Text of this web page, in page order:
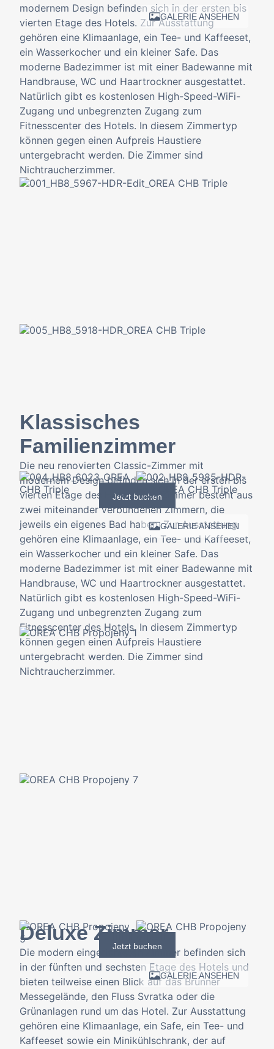
GALERIE ANSEHEN
modernem Design befinden sich in der ersten bis
vierten Etage des Hotels. Zur Ausstattung
gehören eine Klimaanlage, ein Tee- und Kaffeeset,
ein Wasserkocher und ein kleiner Safe. Das
moderne Badezimmer ist mit einer Badewanne mit
Handbrause, WC und Haartrockner ausgestattet.
Natürlich gibt es kostenlosen High-Speed-WiFi-
Zugang und unbegrenzten Zugang zum
Fitnesscenter des Hotels. In diesem Zimmertyp
können gegen einen Aufpreis Haustiere
untergebracht werden. Die Zimmer sind
Nichtraucherzimmer.
GALERIE ANSEHEN
Jetzt buchen
Klassisches
Familienzimmer
Die neu renovierten Classic-Zimmer mit
modernem Design befinden sich in der ersten bis
vierten Etage des Hotels. Das Zimmer besteht aus
zwei miteinander verbundenen Zimmern, die
jeweils ein eigenes Bad haben. Zur Ausstattung
gehören eine Klimaanlage, ein Tee- und Kaffeeset,
ein Wasserkocher und ein kleiner Safe. Das
moderne Badezimmer ist mit einer Badewanne mit
Handbrause, WC und Haartrockner ausgestattet.
Natürlich gibt es kostenlosen High-Speed-WiFi-
Zugang und unbegrenzten Zugang zum
Fitnesscenter des Hotels. In diesem Zimmertyp
können gegen einen Aufpreis Haustiere
untergebracht werden. Die Zimmer sind
Nichtraucherzimmer.
GALERIE ANSEHEN
Jetzt buchen
Deluxe Zimmer
Die modern eingerichteten Zimmer befinden sich
in der fünften und sechsten Etage des Hotels und
bieten teilweise einen Blick auf das Brünner
Messegelände, den Fluss Svratka oder die
Grünanlagen rund um das Hotel. Zur Ausstattung
gehören eine Klimaanlage, ein Safe, ein Tee- und
Kaffeeset sowie ein Minikühlschrank, der auf